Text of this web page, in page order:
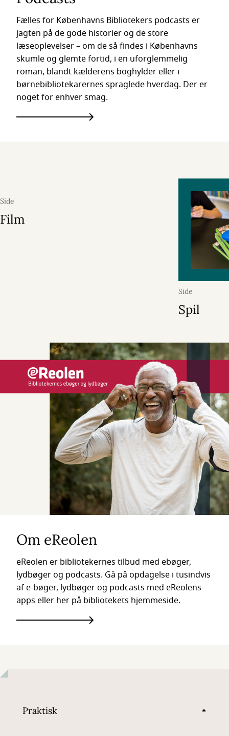
Fælles for Københavns Bibliotekers podcasts er
jagten på de gode historier og de store
læseoplevelser – om de så findes i Københavns
skumle og glemte fortid, i en uforglemmelig
roman, blandt kælderens boghylder eller i
børnebibliotekarernes spraglede hverdag. Der er
noget for enhver smag.
Side
Film
Side
Spil
Om eReolen
eReolen er bibliotekernes tilbud med ebøger,
lydbøger og podcasts. Gå på opdagelse i tusindvis
af e-bøger, lydbøger og podcasts med eReolens
apps eller her på bibliotekets hjemmeside.
Praktisk